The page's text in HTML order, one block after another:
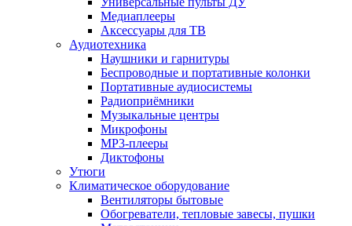
Медиаплееры
Аксессуары для ТВ
Аудиотехника
Наушники и гарнитуры
Беспроводные и портативные колонки
Портативные аудиосистемы
Радиоприёмники
Музыкальные центры
Микрофоны
MP3-плееры
Диктофоны
Утюги
Климатическое оборудование
Вентиляторы бытовые
Обогреватели, тепловые завесы, пушки